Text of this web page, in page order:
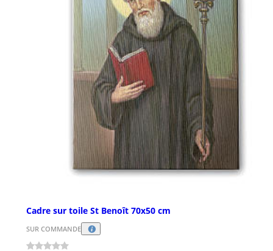
Cadre sur toile St Benoît 70x50 cm
SUR COMMANDE